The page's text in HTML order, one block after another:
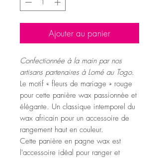
Ajouter au panier
Confectionnée à la main par nos
artisans partenaires à Lomé au Togo.
Le motif « fleurs de mariage » rouge
pour cette panière wax passionnée et
élégante. Un classique intemporel du
wax africain pour un accessoire de
rangement haut en couleur.
Cette panière en pagne wax est
l'accessoire idéal pour ranger et